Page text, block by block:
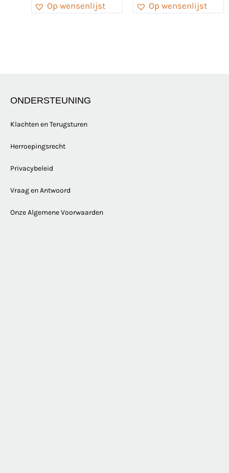
Op wensenlijst Op wensenlijst
ONDERSTEUNING
Klachten en Terugsturen
Herroepingsrecht
Privacybeleid
Vraag en Antwoord
Onze Algemene Voorwaarden